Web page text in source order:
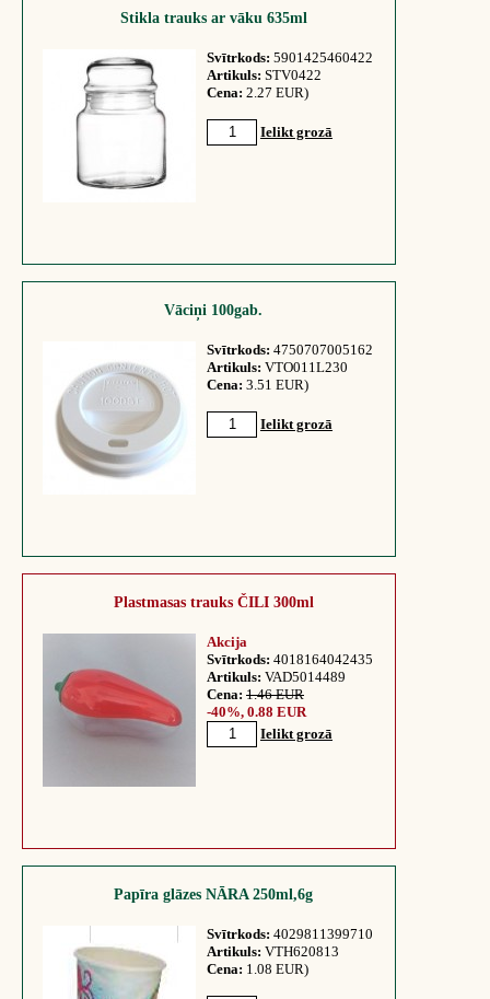
Stikla trauks ar vāku 635ml
Svītrkods: 5901425460422
Artikuls: STV0422
Cena: 2.27 EUR)
Ielikt grozā
Vāciņi 100gab.
Svītrkods: 4750707005162
Artikuls: VTO011L230
Cena: 3.51 EUR)
Ielikt grozā
Plastmasas trauks ČILI 300ml
Akcija
Svītrkods: 4018164042435
Artikuls: VAD5014489
Cena: 1.46 EUR
-40%, 0.88 EUR
Ielikt grozā
Papīra glāzes NĀRA 250ml,6g
Svītrkods: 4029811399710
Artikuls: VTH620813
Cena: 1.08 EUR)